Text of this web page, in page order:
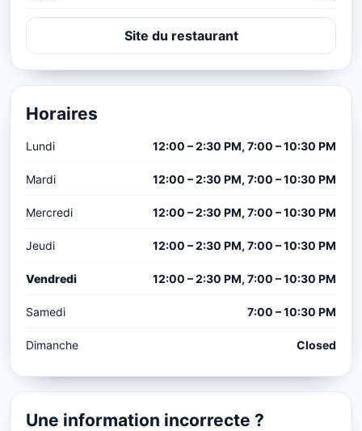
Site du restaurant
Horaires
Lundi 12:00 – 2:30 PM, 7:00 – 10:30 PM
Mardi 12:00 – 2:30 PM, 7:00 – 10:30 PM
Mercredi 12:00 – 2:30 PM, 7:00 – 10:30 PM
Jeudi 12:00 – 2:30 PM, 7:00 – 10:30 PM
Vendredi 12:00 – 2:30 PM, 7:00 – 10:30 PM
Samedi 7:00 – 10:30 PM
Dimanche Closed
Une information incorrecte ?